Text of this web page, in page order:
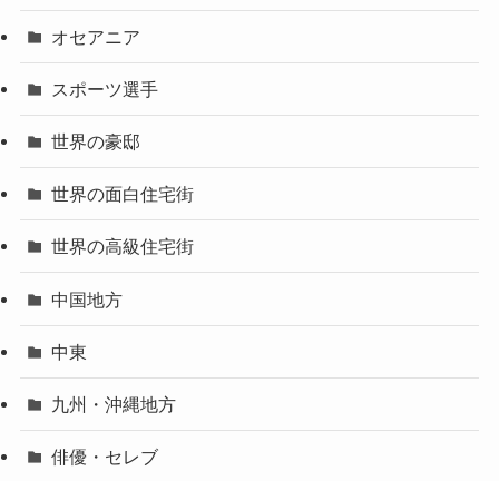
オセアニア
スポーツ選手
世界の豪邸
世界の面白住宅街
世界の高級住宅街
中国地方
中東
九州・沖縄地方
俳優・セレブ